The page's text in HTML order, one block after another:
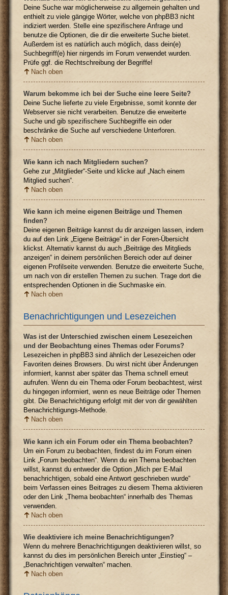
Deine Suche war möglicherweise zu allgemein gehalten und
enthielt zu viele gängige Wörter, welche von phpBB3 nicht
indiziert werden. Stelle eine spezifischere Anfrage und
benutze die Optionen, die dir die erweiterte Suche bietet.
Außerdem ist es natürlich auch möglich, dass dein(e)
Suchbegriff(e) hier nirgends im Forum verwendet wurden.
Prüfe ggf. die Rechtschreibung der Begriffe!
Nach oben
Warum bekomme ich bei der Suche eine leere Seite?
Deine Suche lieferte zu viele Ergebnisse, somit konnte der
Webserver sie nicht verarbeiten. Benutze die erweiterte
Suche und gib spezifischere Suchbegriffe ein oder
beschränke die Suche auf verschiedene Unterforen.
Nach oben
Wie kann ich nach Mitgliedern suchen?
Gehe zur „Mitglieder“-Seite und klicke auf „Nach einem
Mitglied suchen“.
Nach oben
Wie kann ich meine eigenen Beiträge und Themen
finden?
Deine eigenen Beiträge kannst du dir anzeigen lassen, indem
du auf den Link „Eigene Beiträge“ in der Foren-Übersicht
klickst. Alternativ kannst du auch „Beiträge des Mitglieds
anzeigen“ in deinem persönlichen Bereich oder auf deiner
eigenen Profilseite verwenden. Benutze die erweiterte Suche,
um nach von dir erstellen Themen zu suchen. Trage dort die
entsprechenden Optionen in die Suchmaske ein.
Nach oben
Benachrichtigungen und Lesezeichen
Was ist der Unterschied zwischen einem Lesezeichen
und der Beobachtung eines Themas oder Forums?
Lesezeichen in phpBB3 sind ähnlich der Lesezeichen oder
Favoriten deines Browsers. Du wirst nicht über Änderungen
informiert, kannst aber später das Thema schnell erneut
aufrufen. Wenn du ein Thema oder Forum beobachtest, wirst
du hingegen informiert, wenn es neue Beiträge oder Themen
gibt. Die Benachrichtigung erfolgt mit der von dir gewählten
Benachrichtigungs-Methode.
Nach oben
Wie kann ich ein Forum oder ein Thema beobachten?
Um ein Forum zu beobachten, findest du im Forum einen
Link „Forum beobachten“. Wenn du ein Thema beobachten
willst, kannst du entweder die Option „Mich per E-Mail
benachrichtigen, sobald eine Antwort geschrieben wurde“
beim Verfassen eines Beitrages zu diesem Thema aktivieren
oder den Link „Thema beobachten“ innerhalb des Themas
verwenden.
Nach oben
Wie deaktiviere ich meine Benachrichtigungen?
Wenn du mehrere Benachrichtigungen deaktivieren willst, so
kannst du dies im persönlichen Bereich unter „Einstieg“ –
„Benachrichtigen verwalten“ machen.
Nach oben